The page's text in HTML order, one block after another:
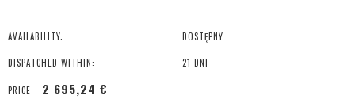
AVAILABILITY: DOSTĘPNY
DISPATCHED WITHIN: 21 DNI
PRICE: 2 695,24 €